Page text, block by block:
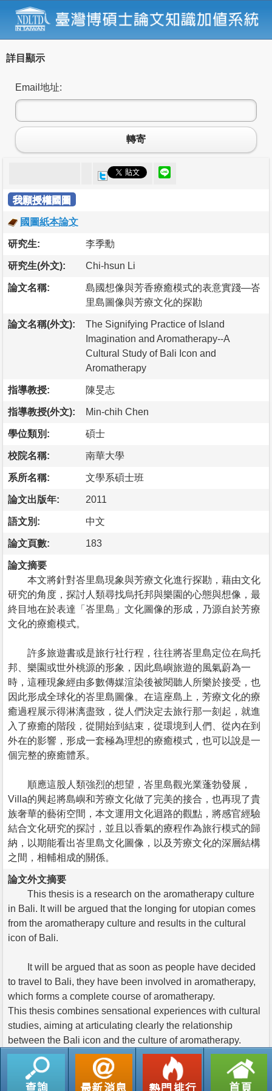
詳目顯示
Email地址:
轉寄
我願授權國圖
國圖紙本論文
研究生: 李季勳
研究生(外文): Chi-hsun Li
論文名稱:
島國想像與芳香療癒模式的表意實踐—峇
里島圖像與芳療文化的探勘
論文名稱(外文):
The Signifying Practice of Island
Imagination and Aromatherapy--A
Cultural Study of Bali Icon and
Aromatherapy
指導教授: 陳旻志
指導教授(外文): Min-chih Chen
學位類別: 碩士
校院名稱: 南華大學
系所名稱: 文學系碩士班
論文出版年: 2011
語文別: 中文
論文頁數: 183
論文摘要
本文將針對峇里島現象與芳療文化進行探勘，藉由文化
研究的角度，探討人類尋找烏托邦與樂園的心態與想像，最
終目地在於表達「峇里島」文化圖像的形成，乃源自於芳療
文化的療癒模式。
許多旅遊書或是旅行社行程，往往將峇里島定位在烏托
邦、樂園或世外桃源的形象，因此島嶼旅遊的風氣蔚為一
時，這種現象經由多數傳媒渲染後被閱聽人所樂於接受，也
因此形成全球化的峇里島圖像。在這座島上，芳療文化的療
癒過程展示得淋漓盡致，從人們決定去旅行那一刻起，就進
入了療癒的階段，從開始到結束，從環境到人們、從內在到
外在的影響，形成一套極為理想的療癒模式，也可以說是一
個完整的療癒體系。
順應這股人類強烈的想望，峇里島觀光業蓬勃發展，
Villa的興起將島嶼和芳療文化做了完美的接合，也再現了貴
族奢華的藝術空間，本文運用文化迴路的觀點，將感官經驗
結合文化研究的探討，並且以香氣的療程作為旅行模式的歸
納，以期能看出峇里島文化圖像，以及芳療文化的深層結構
之間，相輔相成的關係。
論文外文摘要
This thesis is a research on the aromatherapy culture
in Bali. It will be argued that the longing for utopian comes
from the aromatherapy culture and results in the cultural
icon of Bali.
It will be argued that as soon as people have decided
to travel to Bali, they have been involved in aromatherapy,
which forms a complete course of aromatherapy.
This thesis combines sensational experiences with cultural
studies, aiming at articulating clearly the relationship
between the Bali icon and the culture of aromatherapy.
返回列表